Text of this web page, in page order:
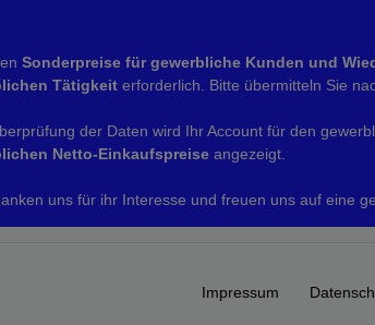
Sonderpreise für gewerbliche Kunden und
Tätigkeit erforderlich. Bitte übermitteln Sie
der Daten wird Ihr Account für den
Netto-Einkaufspreise angezeigt.
uns für ihr Interesse und freuen uns auf eine
Impressum